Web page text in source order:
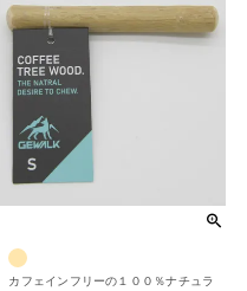
カフェインフリーの１００％ナチュラ